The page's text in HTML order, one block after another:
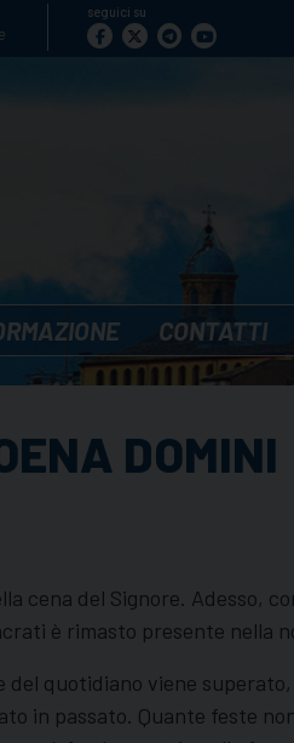
seguici su
CONTATTI
DOMINI
cena del Signore. Adesso,
è rimasto presente
quotidiano viene
in passato. Quante feste